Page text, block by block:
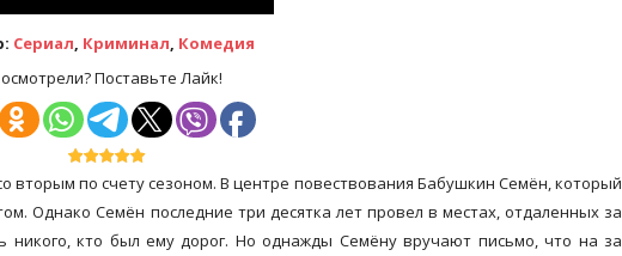
Сериал, Криминал, Комедия
Поставьте Лайк!
вторым по счету сезоном. В центре повествования Бабушкин Семён, который
Однако Семён последние три десятка лет провел в местах, отдаленных за
кто был ему дорог. Но однажды Семёну вручают письмо, что на за